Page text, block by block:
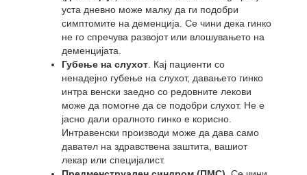
уста дневно може малку да ги подобри
симптомите на деменција. Се чини дека гинко
не го спречува развојот или влошувањето на
деменцијата.
Губење на слухот. Кај пациенти со
ненадејно губење на слухот, давањето гинко
интра венски заедно со редовните лекови
може да помогне да се подобри слухот. Не е
јасно дали оралното гинко е корисно.
Интравенски производи може да дава само
давател на здравствена заштита, вашиот
лекар или специјалист.